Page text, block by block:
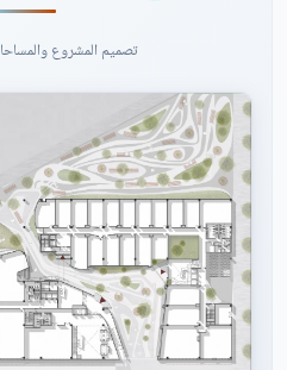
تصميم المشروع